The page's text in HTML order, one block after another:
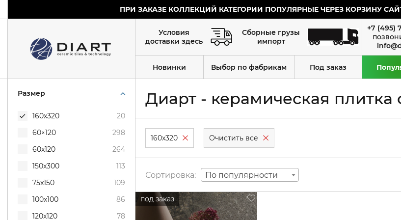
ПРИ ЗАКАЗЕ КОЛЛЕКЦИЙ КАТЕГОРИИ ПОПУЛЯРНЫЕ ЧЕРЕЗ КОРЗИНУ
Условия
доставки здесь
Сборные грузы
импорт
+7 (495)
Новинки Выбор по фабрикам Под заказ
Размер
160x320
20
60×120
298
60x120
264
150x300
113
75x150
109
100x100
86
120x120
78
Диарт - керамическая плитка
160x320
По популярности